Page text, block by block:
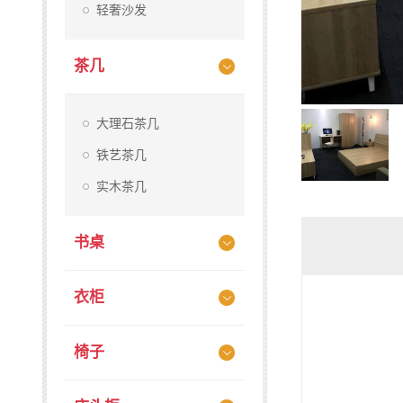
轻奢沙发
茶几
大理石茶几
铁艺茶几
实木茶几
书桌
衣柜
椅子